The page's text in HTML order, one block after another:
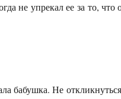
не упрекал ее за то, что
бабушка. Не откликнуться